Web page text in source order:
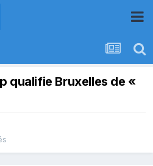
qualifie Bruxelles de «